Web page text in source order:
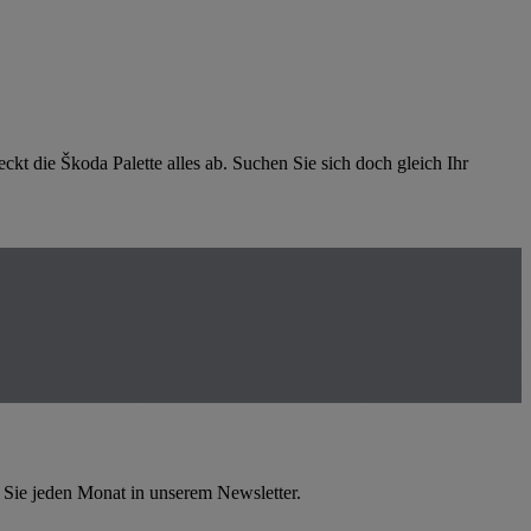
die Škoda Palette alles ab. Suchen Sie sich doch gleich Ihr
jeden Monat in unserem Newsletter.